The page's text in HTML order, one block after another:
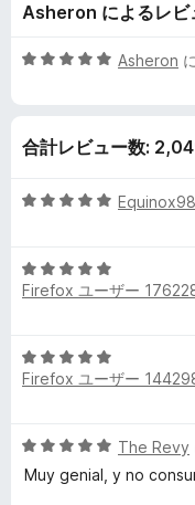
c
-
T
h
e
b
s
Asheron によるレビ
5
5
評
Asheron
合計レビュー数:
5
中
5
価
5
段
5
の
Firefox ユーザー
5
段
5
の
Firefox ユーザー
5
段
The Revy
Muy genial, y no